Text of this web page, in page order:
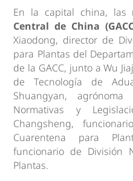
En la capital china, las
Central de China
Xiaodong, director de
para Plantas del
de la GACC, junto a Wu
de Tecnología de
Shuangyan,
Normativas y
Changsheng,
Cuarentena para
funcionario de División
Plantas.